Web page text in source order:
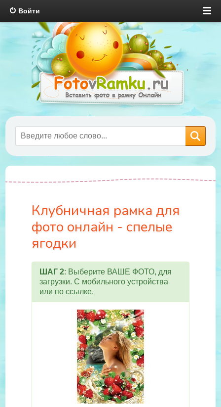
Войти
Клубничная рамка для
фото онлайн - спелые
ягодки
ШАГ 2: Выберите ВАШЕ ФОТО, для
загрузки. С мобильного устройства
или по ссылке.